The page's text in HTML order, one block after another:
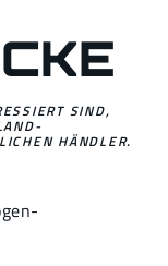
SIND,
HÄNDLER.